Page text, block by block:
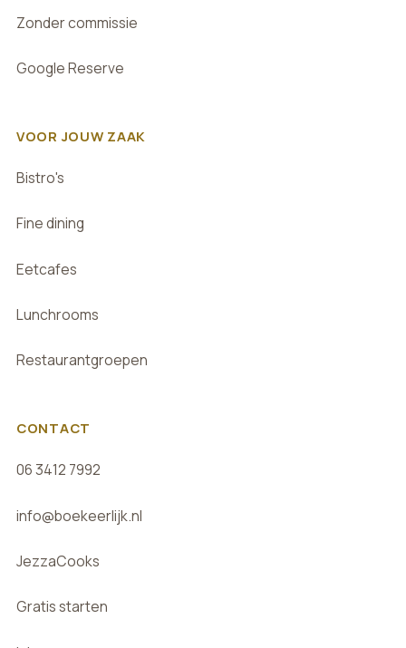
Zonder commissie
Google Reserve
VOOR JOUW ZAAK
Bistro's
Fine dining
Eetcafes
Lunchrooms
Restaurantgroepen
CONTACT
06 3412 7992
info@boekeerlijk.nl
JezzaCooks
Gratis starten